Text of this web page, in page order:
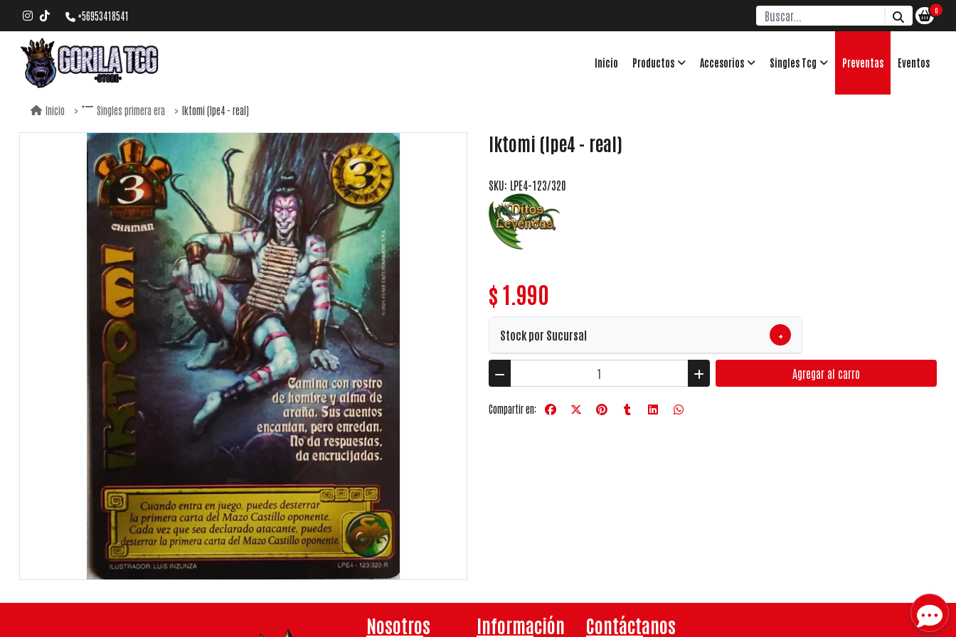
+56953418541 0
Inicio Productos Accesorios Singles Tcg Preventas Eventos
Inicio Singles primera era Iktomi (lpe4 - real)
Iktomi (lpe4 - real)
SKU: LPE4-123/320
$ 1.990
Stock por Sucursal +
Agregar al carro
Compartir en:
Nosotros Información Contáctanos